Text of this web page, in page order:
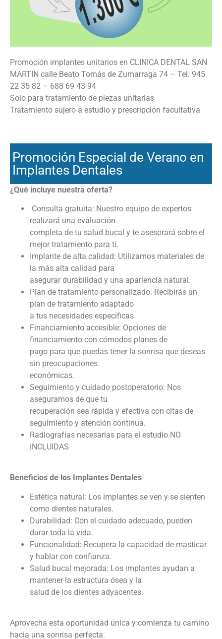
Promoción implantes unitarios en CLINICA DENTAL SAN
MARTIN calle Beato Tomás de Zumarraga 74 – Tel. 945
22 35 82 – 688 69 43 94
Solo para tratamiento de piezas unitarias
Tratamiento sujero a estudio y prescripción facultativa
Promoción Especial de Verano en
Implantes Dentales
¿Qué incluye nuestra oferta?
Consulta gratuita: Nuestro equipo de expertos
realizará una evaluación
completa de tu salud bucal y te asesorará sobre el
mejor tratamiento para ti.
Implante de alta calidad: Utilizamos materiales de
la más alta calidad para
asegurar durabilidad y una apariencia natural.
Plan de tratamiento personalizado: Recibirás un
plan de tratamiento adaptado
a tus necesidades específicas.
Financiamiento accesible: Opciones de
financiamiento con cómodos planes de
pago para que puedas tener la sonrisa que deseas
sin preocupaciones
económicas.
Seguimiento y cuidado postoperatorio: Nos
aseguramos de que tu
recuperación sea rápida y efectiva con citas de
seguimiento y atención continua.
Radiografías necesarias para el estudio NO
INCLUIDAS
Beneficios de los Implantes Dentales
Estética natural: Los implantes se ven y se sienten
como dientes naturales.
Durabilidad: Con el cuidado adecuado, pueden
durar toda la vida.
Funcionalidad: Recupera la capacidad de masticar
y hablar con confianza.
Salud bucal mejorada: Los implantes ayudan a
mantener la estructura ósea y la
salud de los dientes adyacentes.
Aprovecha esta oportunidad única y comienza tu camino
hacia una sonrisa perfecta.